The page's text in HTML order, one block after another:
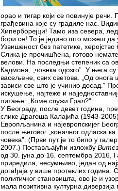
орао и тигар који се повинује речи.
грађевина које су градиле нас.
Хиперборејци! Тамо иза севера,
бори се! То је једино што можеш да
Узвишеност без патетике,
Слика је прочишћена, готово
велови. На последњи степеник са
Кадмона,
„човека одозго”. У њега
васељене, свих светова. „Од онога
зависи све што је учинио досад.”
искушење, најтеже и
питање: „Коме служи Грал?”
У Београду, после девет година,
слике Драгоша Калајића (1943-2005),
Европљанина и најевропскијег
после његовог „коначног одласка
човека”. (Први пут је то било у
2007.) Постављајући изложбу
од 30. јуна до 16. септембра 2016,
приредила, несумњиво, један од
догађаја у више протеклих година.
политичког становишта, ово је и
мала позитивна културна